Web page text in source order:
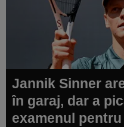
Jannik Sinner
în garaj, dar a
examenul